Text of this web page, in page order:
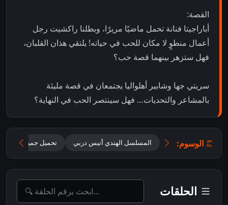
القصة:
أباراجيتا فنانة تحمل ماضيًا مريرًا، وبطلنا راكشيت رجل
أعمال منطوٍ لا مكان للحب في حياته! يلتقي هذان القلبان،
فهل ستزهر بينهما قصة حب؟
سريتي جها وشابير أهلواليا يجتمعان في قصة مليئة
بالمشاعر والتحديات… فهل سينتصر الحب في النهاية؟
الوسوم: المسلسل الهندي أنيس دربي تحميل جميع حلقات Oh Humnava – Tum Dena Saath Mera مترجمة
الحلقات